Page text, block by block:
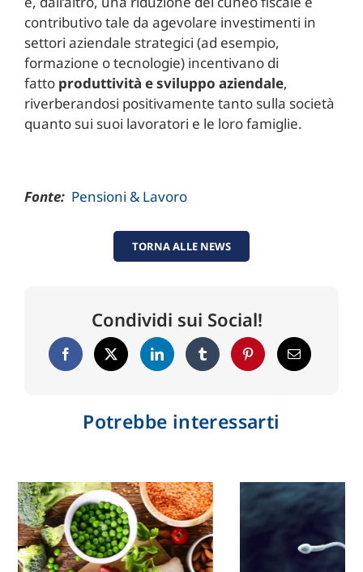
contributivo tale da agevolare investimenti in
settori aziendale strategici (ad esempio,
formazione o tecnologie) incentivano di
fatto produttività e sviluppo aziendale,
riverberandosi positivamente tanto sulla società
quanto sui suoi lavoratori e le loro famiglie.
Fonte: Pensioni & Lavoro
TORNA ALLE NEWS
Condividi sui Social!
Potrebbe interessarti